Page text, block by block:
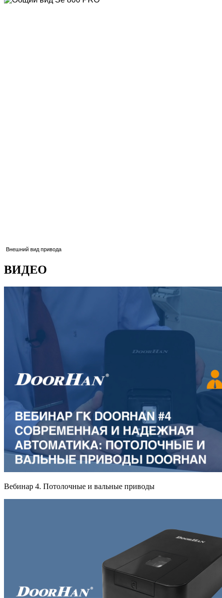
Внешний вид привода
ВИДЕО
Вебинaр 4. Потолочные и вaльные приводы